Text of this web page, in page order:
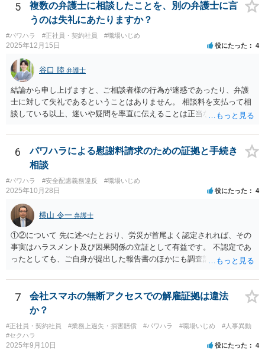
5
複数の弁護士に相談したことを、別の弁護士に言
うのは失礼にあたりますか？
#パワハラ #正社員・契約社員 #職場いじめ
2025年12月15日 役にたった 4
谷口 陸 弁護士
結論から申し上げますと、ご相談者様の行為が迷惑であったり、弁護
士に対して失礼であるということはありません。 相談料を支払って相
談している以上、迷いや疑問を率直に伝えることは正当な行為です。
に解決している中で個人を訴える案件は、法的・実務的にハードルが
高く、実益も乏しいと判断されやすいため、対応をためらう弁護士が
多いという事情があります。ただし、それを理由に怒鳴ったり感情的
に対応することは、適切とは言えません。 また、複数の弁護士に相談
すること自体も全く失礼ではありません。相性や考え方を見極めるた
めに意見を聞くことは、ごく自然なことです。 本件は「法的に可能
か」と「お気持ちの整理」との間で悩まれている状況と拝察します。
結果の見通しや実益を踏まえつつ、納得できる判断ができるよう、冷
静に話を聞いてくれる弁護士を選ばれることが大切だと思います。 少
しでもご参考になれば幸いです。
6
パワハラによる慰謝料請求のための証拠と手続き
相談
#パワハラ #安全配慮義務違反 #職場いじめ
2025年10月28日 役にたった 4
横山 令一 弁護士
①②について 先に述べたとおり、労災が首尾よく認定されれば、その
事実はハラスメント及び因果関係の立証として有益です。 不認定であ
ったとしても、ご自身が提出した報告書のほかにも調査記録が残ると
請をしておくことをお勧めします。 ③について 「会社への請求を行わ
ない」という文言に上司個人を含むとは解釈しえませんので、お見込
みのとおり、上司個人への影響は考えられません。
7
会社スマホの無断アクセスでの解雇証拠は違法
か？
#正社員・契約社員 #業務上過失・損害賠償 #パワハラ #職場いじめ
#人事異動
#セクハラ
2025年9月10日 役にたった 4